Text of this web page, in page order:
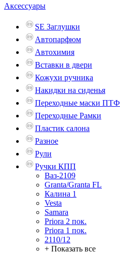
Аксессуары
SE Заглушки
Автопарфюм
Автохимия
Вставки в двери
Кожухи ручника
Накидки на сиденья
Переходные маски ПТФ
Переходные Рамки
Пластик салона
Разное
Рули
Ручки КПП
Ваз-2109
Granta/Granta FL
Калина 1
Vesta
Samara
Priora 2 пок.
Priora 1 пок.
2110/12
+ Показать все